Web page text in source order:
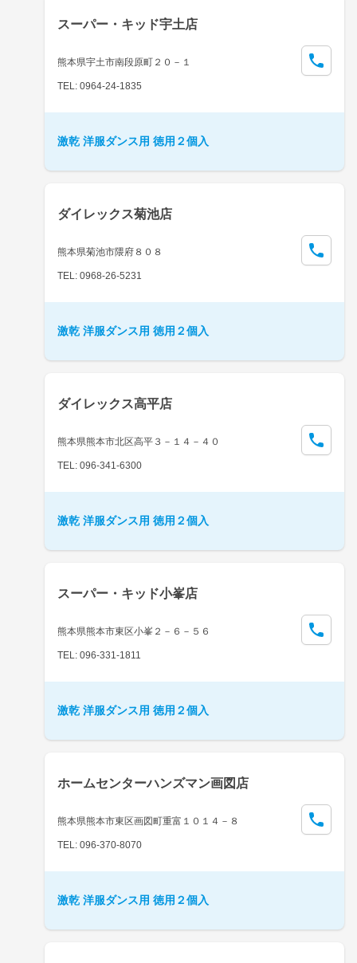
スーパー・キッド宇土店
熊本県宇土市南段原町２０－１
TEL: 0964-24-1835
激乾 洋服ダンス用 徳用２個入
ダイレックス菊池店
熊本県菊池市隈府８０８
TEL: 0968-26-5231
激乾 洋服ダンス用 徳用２個入
ダイレックス高平店
熊本県熊本市北区高平３－１４－４０
TEL: 096-341-6300
激乾 洋服ダンス用 徳用２個入
スーパー・キッド小峯店
熊本県熊本市東区小峯２－６－５６
TEL: 096-331-1811
激乾 洋服ダンス用 徳用２個入
ホームセンターハンズマン画図店
熊本県熊本市東区画図町重富１０１４－８
TEL: 096-370-8070
激乾 洋服ダンス用 徳用２個入